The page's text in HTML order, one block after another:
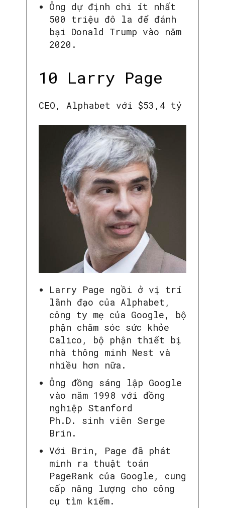
Ông dự định chi ít nhất
500 triệu đô la để đánh
bại Donald Trump vào năm
2020.
10 Larry Page
CEO, Alphabet với $53,4 tỷ
Larry Page ngồi ở vị trí
lãnh đạo của Alphabet,
công ty mẹ của Google, bộ
phận chăm sóc sức khỏe
Calico, bộ phận thiết bị
nhà thông minh Nest và
nhiều hơn nữa.
Ông đồng sáng lập Google
vào năm 1998 với đồng
nghiệp Stanford
Ph.D. sinh viên Serge
Brin.
Với Brin, Page đã phát
minh ra thuật toán
PageRank của Google, cung
cấp năng lượng cho công
cụ tìm kiếm.